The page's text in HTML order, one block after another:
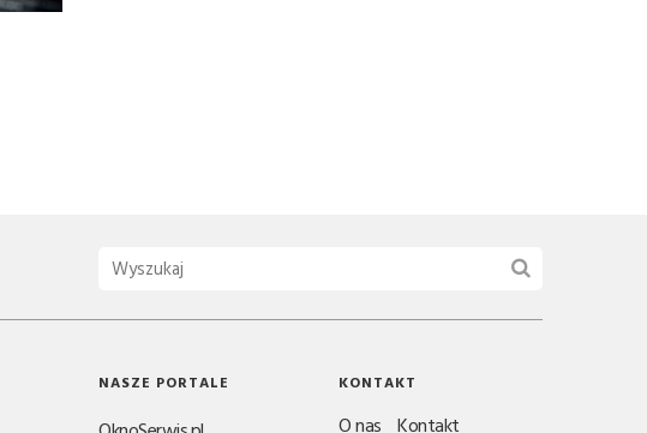
NASZE PORTALE KONTAKT
O nas Kontakt